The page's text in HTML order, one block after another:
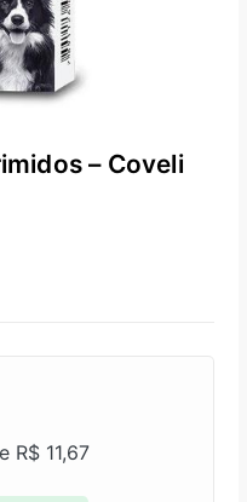
– Coveli
R$ 11,67